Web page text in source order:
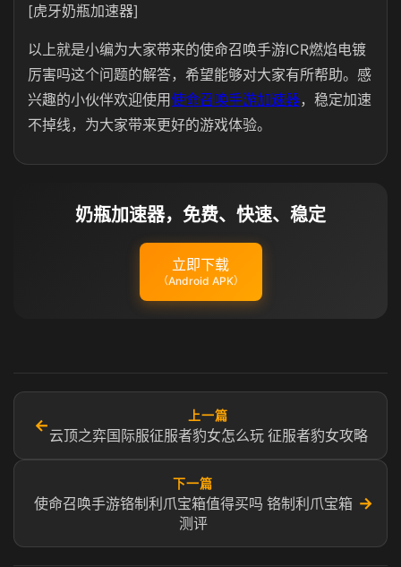
[虎牙奶瓶加速器]
以上就是小编为大家带来的使命召唤手游ICR燃焰电镀
厉害吗这个问题的解答，希望能够对大家有所帮助。感
兴趣的小伙伴欢迎使用使命召唤手游加速器，稳定加速
不掉线，为大家带来更好的游戏体验。
奶瓶加速器，免费、快速、稳定
立即下载
（Android APK）
←
上一篇
云顶之弈国际服征服者豹女怎么玩 征服者豹女攻略
下一篇
使命召唤手游铬制利爪宝箱值得买吗 铬制利爪宝箱
测评
→